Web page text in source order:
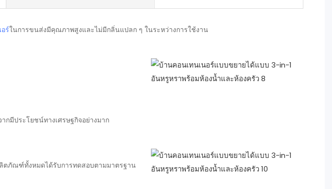
ร์ในการขนส่งมีคุณภาพสูงและไม่มีกลิ่นแปลก ๆ ในระหว่างการใช้งาน
กมีประโยชน์ทางเศรษฐกิจอย่างมาก
ตภัณฑ์ทั้งหมดได้รับการทดสอบตามมาตรฐาน